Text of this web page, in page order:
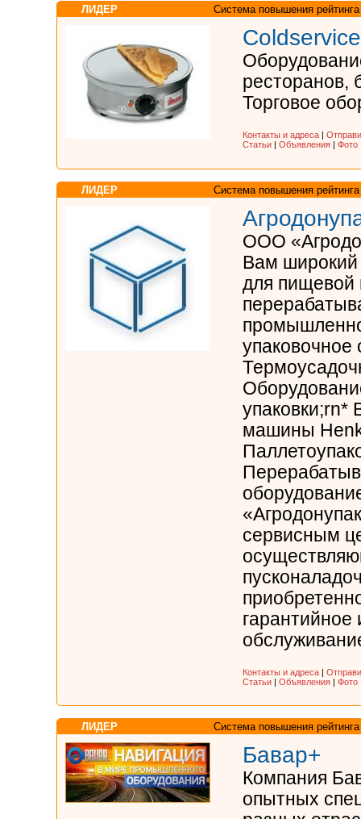
ЛИДЕР Система повышения рейтинга
ресторанов,
Торговое
Контакты и адреса
Статьи
Объявления Фото
ЛИДЕР Система повышения рейтинга
ООО
Вам широкий
для пищевой
упаковочное
упаковки;rn*
машины
сервисным
гарантийное
Контакты и адреса |
Статьи | Объявления | Фото
ЛИДЕР Система повышения рейтинга
Бавар+
Компания
опытных